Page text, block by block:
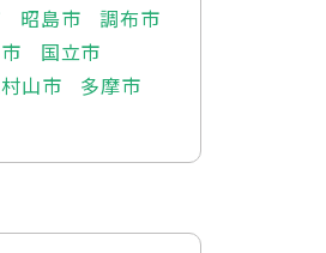
昭島市
調布市
国立市
山市
多摩市